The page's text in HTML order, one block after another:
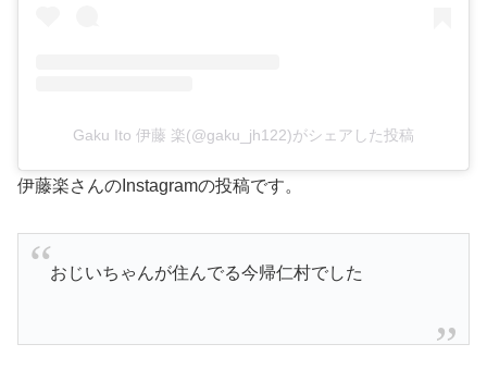
Gaku Ito 伊藤 楽(@gaku_jh122)がシェアした投稿
伊藤楽さんのInstagramの投稿です。
おじいちゃんが住んでる今帰仁村でした